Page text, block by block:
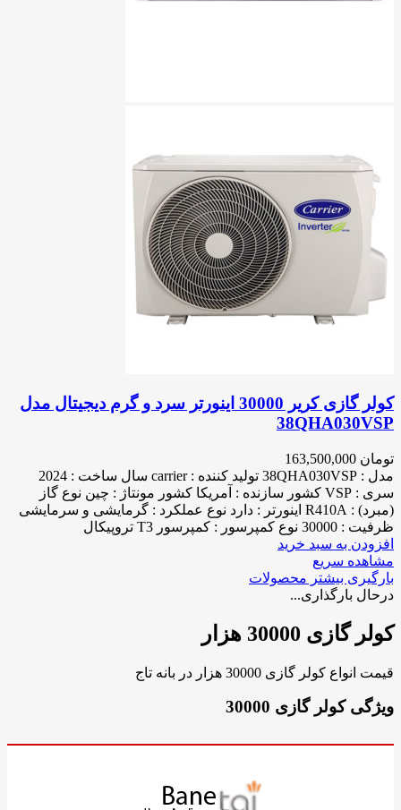
کولر گازی کریر 30000 اینورتر سرد و گرم دیجیتال مدل
38QHA030VSP
تومان
مدل : 38QHA030VSP تولید کننده : carrier سال ساخت : 2024
سری : VSP کشور سازنده : آمریکا کشور مونتاژ : چین نوع گاز
(مبرد) : R410A اینورتر : دارد نوع عملکرد : گرمایشی و سرمایشی
ظرفیت : 30000 نوع کمپرسور : کمپرسور T3 تروپیکال
افزودن به سبد خرید
مشاهده سریع
بارگیری بیشتر محصولات
درحال بارگذاری...
کولر گازی 30000 هزار
قیمت انواع کولر گازی 30000 هزار در بانه تاج
ویژگی کولر گازی 30000